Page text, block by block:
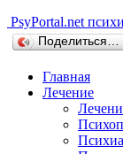
PsyPortal.net
Поделиться…
Главная
Лечение